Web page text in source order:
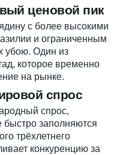
ценовой пик
с более высокими
и ограниченным
убою. Один из
которое временно
на рынке.
спрос
спрос,
быстро заполняются
трёхлетнего
конкуренцию за